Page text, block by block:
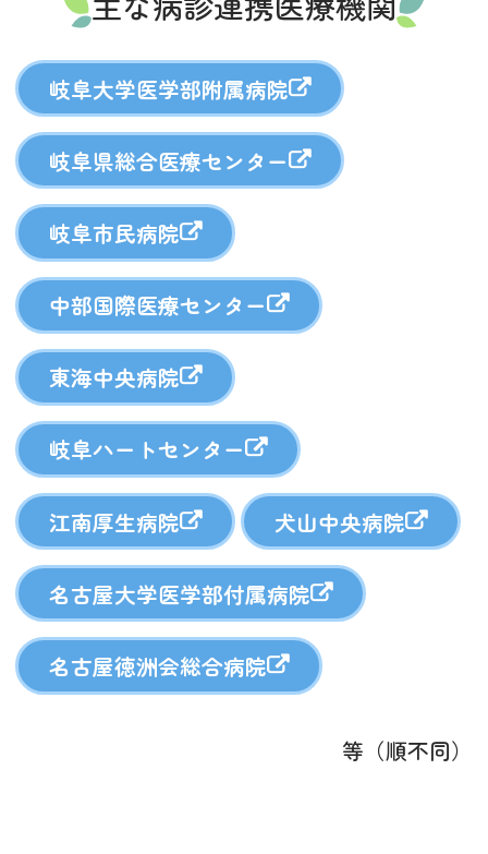
岐阜大学医学部附属病院
岐阜県総合医療センター
岐阜市民病院
中部国際医療センター
東海中央病院
岐阜ハートセンター
江南厚生病院 犬山中央病院
名古屋大学医学部付属病院
名古屋徳洲会総合病院
等（順不同）